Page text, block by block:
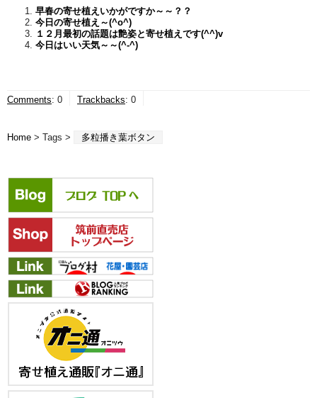
早春の寄せ植えいかがですか～～？？
今日の寄せ植え～(^o^)
１２月最初の話題は艶姿と寄せ植えです(^^)v
今日はいい天気～～(^-^)
Comments: 0 Trackbacks: 0
Home > Tags > 多粒播き葉ボタン